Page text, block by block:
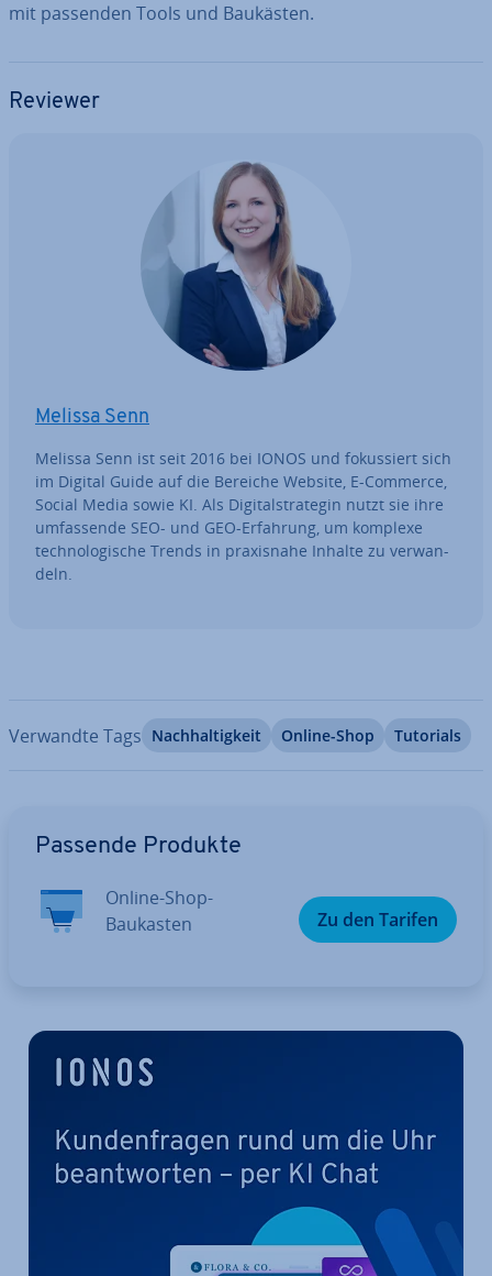
mit passenden Tools und Baukästen.
Reviewer
Melissa Senn
Melissa Senn ist seit 2016 bei IONOS und fo­kus­siert sich
im Digital Guide auf die Bereiche Website, E-Commerce,
Social Media sowie KI. Als Di­gi­tal­stra­te­gin nutzt sie ihre
um­fas­sen­de SEO- und GEO-Erfahrung, um komplexe
tech­no­lo­gi­sche Trends in pra­xis­na­he Inhalte zu ver­wan­
deln.
Verwandte Tags Nach­hal­tig­keit Online-Shop Tutorials
Passende Produkte
Online-Shop-
Baukasten
Zu den Tarifen